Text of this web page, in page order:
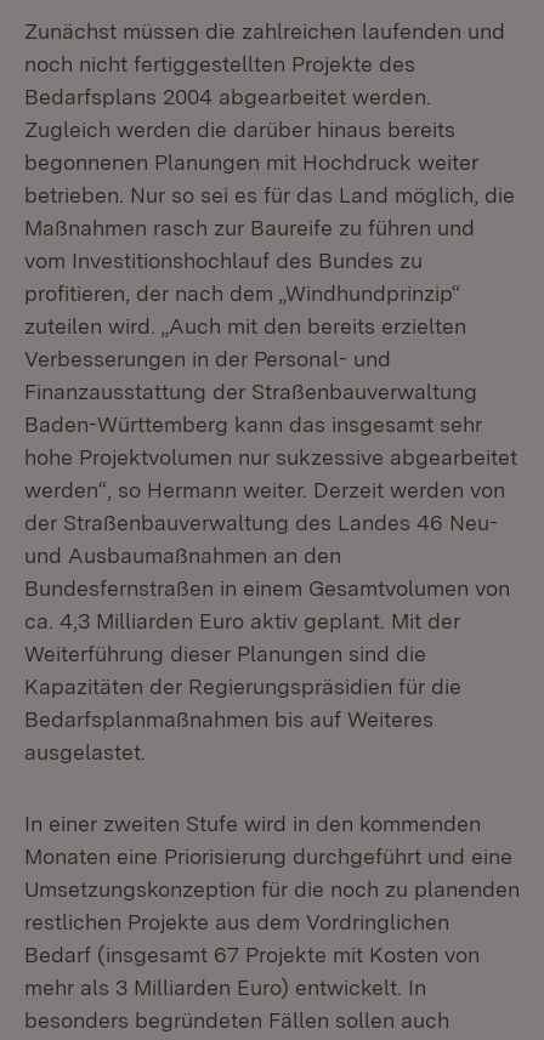
Zunächst müssen die zahlreichen laufenden und
noch nicht fertiggestellten Projekte des
Bedarfsplans 2004 abgearbeitet werden.
Zugleich werden die darüber hinaus bereits
begonnenen Planungen mit Hochdruck weiter
betrieben. Nur so sei es für das Land möglich, die
Maßnahmen rasch zur Baureife zu führen und
vom Investitionshochlauf des Bundes zu
profitieren, der nach dem „Windhundprinzip“
zuteilen wird. „Auch mit den bereits erzielten
Verbesserungen in der Personal- und
Finanzausstattung der Straßenbauverwaltung
Baden-Württemberg kann das insgesamt sehr
hohe Projektvolumen nur sukzessive abgearbeitet
werden“, so Hermann weiter. Derzeit werden von
der Straßenbauverwaltung des Landes 46 Neu-
und Ausbaumaßnahmen an den
Bundesfernstraßen in einem Gesamtvolumen von
ca. 4,3 Milliarden Euro aktiv geplant. Mit der
Weiterführung dieser Planungen sind die
Kapazitäten der Regierungspräsidien für die
Bedarfsplanmaßnahmen bis auf Weiteres
ausgelastet.
In einer zweiten Stufe wird in den kommenden
Monaten eine Priorisierung durchgeführt und eine
Umsetzungskonzeption für die noch zu planenden
restlichen Projekte aus dem Vordringlichen
Bedarf (insgesamt 67 Projekte mit Kosten von
mehr als 3 Milliarden Euro) entwickelt. In
besonders begründeten Fällen sollen auch